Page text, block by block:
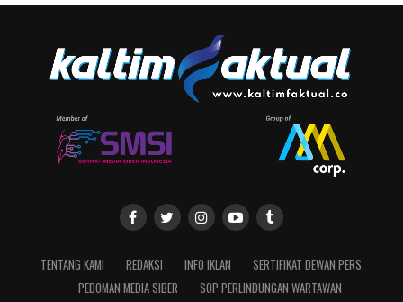
TENTANG KAMI REDAKSI INFO IKLAN
SERTIFIKAT DEWAN PERS
PEDOMAN MEDIA SIBER
SOP PERLINDUNGAN WARTAWAN